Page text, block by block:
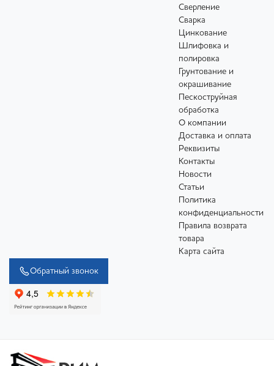
Сверление
Сварка
Цинкование
Шлифовка и
полировка
Грунтование и
окрашивание
Пескоструйная
обработка
О компании
Доставка и оплата
Реквизиты
Контакты
Новости
Статьи
Политика
конфиденциальности
Правила возврата
товара
Карта сайта
Обратный звонок